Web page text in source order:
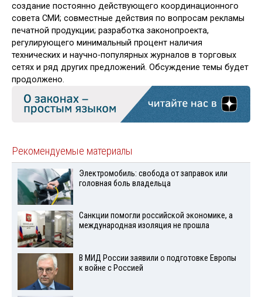
создание постоянно действующего координационного
совета СМИ; совместные действия по вопросам рекламы
печатной продукции; разработка законопроекта,
регулирующего минимальный процент наличия
технических и научно-популярных журналов в торговых
сетях и ряд других предложений. Обсуждение темы будет
продолжено.
Рекомендуемые материалы
Электромобиль: свобода от заправок или
головная боль владельца
Санкции помогли российской экономике, а
международная изоляция не прошла
В МИД России заявили о подготовке Европы
к войне с Россией